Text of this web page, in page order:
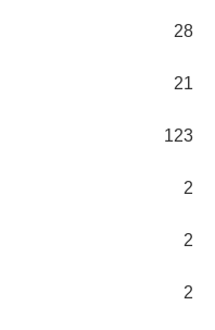
28
21
123
2
2
2